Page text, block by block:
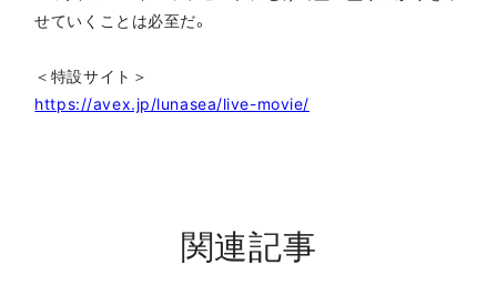
せていくことは必至だ。
＜特設サイト＞
https://avex.jp/lunasea/live-movie/
関連記事